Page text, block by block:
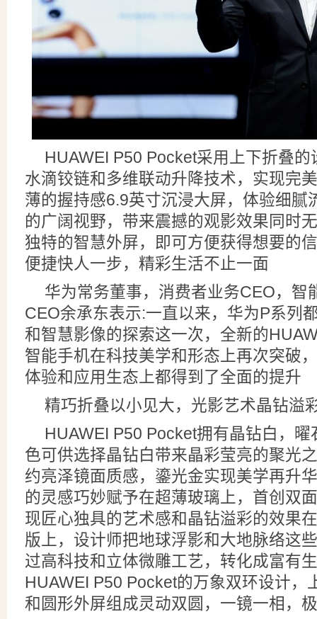
HUAWEI P50 Pocket采用上下折叠
水滴铰链和多维联动升降技术，实现完
薄的握持感6.9英寸沉浸大屏，体验细腻
的广阔视野，带来震撼的观影效果同时
独特的智慧外屏，即可方便获得想要的
便捷快人一步，精彩生活不止一面
华为常务董事，消费者业务CEO，智
CEO余承东表示:一直以来，华为P系列
和智慧影像的探索这一次，全新的
智能手机在科技美学和形态上再次突破
体验和应用生态上都得到了全面的提升
精巧折叠以小见大，光影艺术晶钻溢
HUAWEI P50 Pocket拥有晶钻白，
色可供选择晶钻白带来晶彩莹亮的聚光
约亮泽镜面质感，鎏光金实现美学再升
的灵感巧妙赋予在超薄玻璃上，首创双
现匠心独具的艺术感和晶钻溢彩的效果
版上，设计师把地球浮影和大地脉络这
过高科技和立体微雕工艺，转化成富有
HUAWEI P50 Pocket的万象双环设计，
和圆形外屏组成灵动双圆，一镜一相，